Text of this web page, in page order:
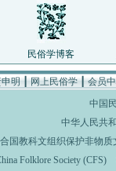
民俗学博客
明┃网上民俗学┃会员
中国
中华人民共
国教科文组织保护非物
Folklore Society (CFS)